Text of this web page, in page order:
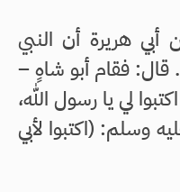
هريرة أن النبي
فقام أبو شاهٍ –
لي يا رسول الله،
وسلم: (اكتبوا لأبي